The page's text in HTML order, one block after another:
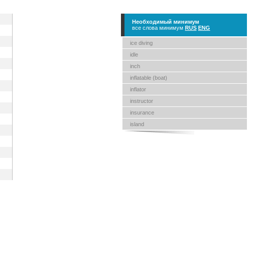
Необходимый минимум
все слова минимум RUS ENG
ice diving
idle
inch
inflatable (boat)
inflator
instructor
insurance
island